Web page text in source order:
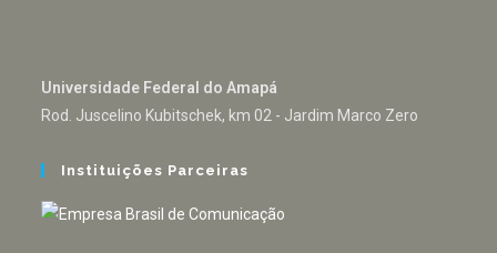
Universidade Federal do Amapá
Rod. Juscelino Kubitschek, km 02 - Jardim Marco Zero
Instituições Parceiras